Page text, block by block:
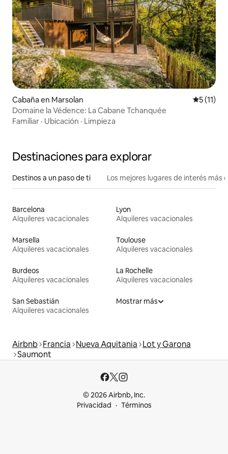
Cabaña en Marsolan
5 (11)
Domaine la Védence: La Cabane Tchanquée
Familiar · Ubicación · Limpieza
Destinaciones para explorar
Destinos a un paso de ti Los mejores lugares de interés más
Barcelona
Alquileres vacacionales
Lyon
Alquileres vacacionales
Marsella
Alquileres vacacionales
Toulouse
Alquileres vacacionales
Burdeos
Alquileres vacacionales
La Rochelle
Alquileres vacacionales
San Sebastián
Alquileres vacacionales
Mostrar más
Airbnb Francia Nueva Aquitania Lot y Garona
Saumont
© 2026 Airbnb, Inc.
Privacidad
Términos